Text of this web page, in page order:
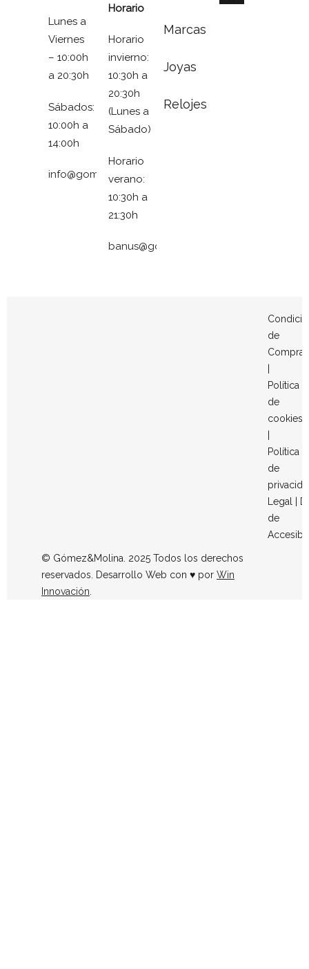
Lunes a
Viernes
– 10:00h
a 20:30h
Sábados:
10:00h a
14:00h
info@gomezymolina.com
Horario
Horario
invierno:
10:30h a
20:30h
(Lunes a
Sábado)
Horario
verano:
10:30h a
21:30h
banus@gomezymolina.com
Marcas
Joyas
Relojes
de
Compra
Política
de
cookies
Política
de
Legal
de
© Gómez&Molina. 2025 Todos los derechos
reservados. Desarrollo Web con ♥ por Win
Innovación